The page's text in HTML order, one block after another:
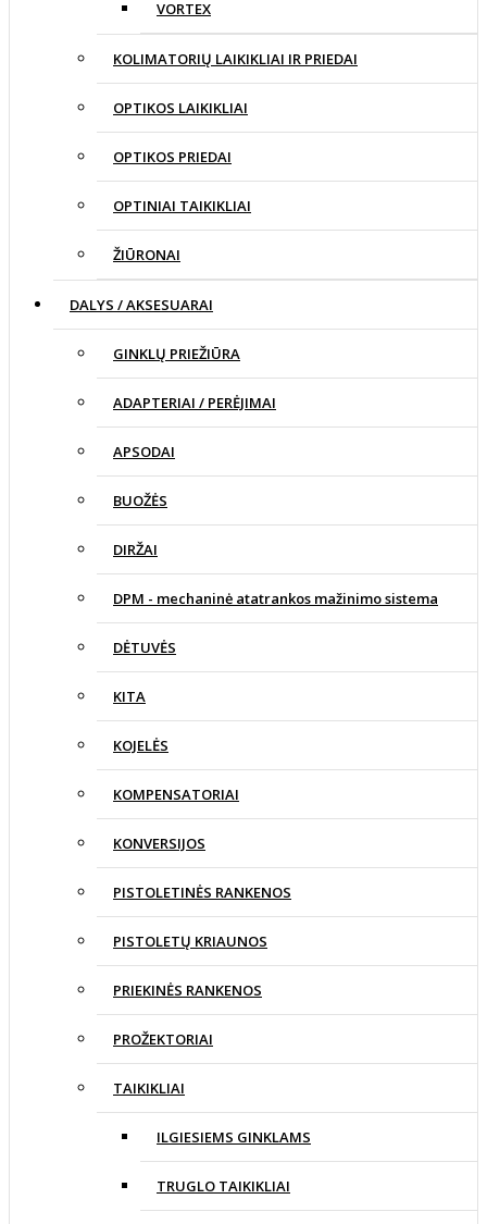
VORTEX
KOLIMATORIŲ LAIKIKLIAI IR PRIEDAI
OPTIKOS LAIKIKLIAI
OPTIKOS PRIEDAI
OPTINIAI TAIKIKLIAI
ŽIŪRONAI
DALYS / AKSESUARAI
GINKLŲ PRIEŽIŪRA
ADAPTERIAI / PERĖJIMAI
APSODAI
BUOŽĖS
DIRŽAI
DPM - mechaninė atatrankos mažinimo sistema
DĖTUVĖS
KITA
KOJELĖS
KOMPENSATORIAI
KONVERSIJOS
PISTOLETINĖS RANKENOS
PISTOLETŲ KRIAUNOS
PRIEKINĖS RANKENOS
PROŽEKTORIAI
TAIKIKLIAI
ILGIESIEMS GINKLAMS
TRUGLO TAIKIKLIAI